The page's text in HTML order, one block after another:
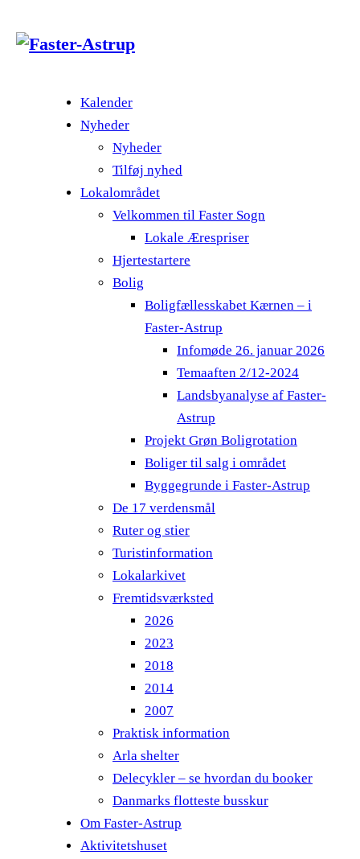
Kalender
Nyheder
Nyheder
Tilføj nyhed
Lokalområdet
Velkommen til Faster Sogn
Lokale Ærespriser
Hjertestartere
Bolig
Boligfællesskabet Kærnen – i
Faster-Astrup
Infomøde 26. januar 2026
Temaaften 2/12-2024
Landsbyanalyse af Faster-
Astrup
Projekt Grøn Boligrotation
Boliger til salg i området
Byggegrunde i Faster-Astrup
De 17 verdensmål
Ruter og stier
Turistinformation
Lokalarkivet
Fremtidsværksted
2026
2023
2018
2014
2007
Praktisk information
Arla shelter
Delecykler – se hvordan du booker
Danmarks flotteste busskur
Om Faster-Astrup
Aktivitetshuset